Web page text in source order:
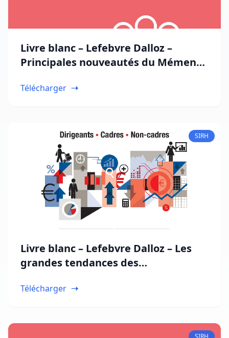
Livre blanc – Lefebvre Dalloz –
Principales nouveautés du Mémento
Télécharger
SIRH
Livre blanc – Lefebvre Dalloz – Les
grandes tendances des
Télécharger
SIRH